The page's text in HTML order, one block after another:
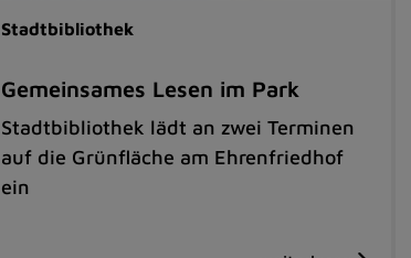
Stadtbibliothek
Gemeinsames Lesen im Park
Stadtbibliothek lädt an zwei Terminen
auf die Grünfläche am Ehrenfriedhof
ein